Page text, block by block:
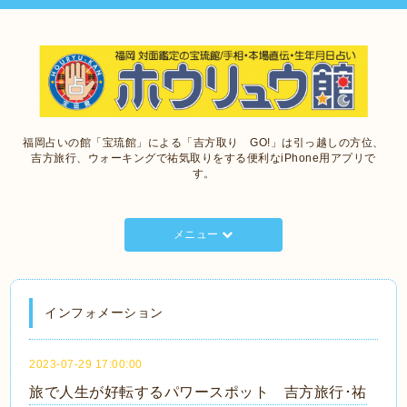
福岡占いの館「宝琉館」による「吉方取り GO!」は引っ越しの方位、
吉方旅行、ウォーキングで祐気取りをする便利なiPhone用アプリで
す。
メニュー
インフォメーション
2023-07-29 17:00:00
旅で人生が好転するパワースポット 吉方旅行･祐